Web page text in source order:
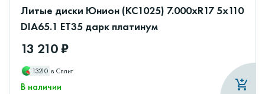
Литые диски Юнион (КС1025) 7.000xR17 5x110
DIA65.1 ET35 дарк платинум
13 210 ₽
13210 в Сплит
В наличии